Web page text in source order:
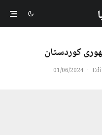
کوردستان
·
01/06/2024